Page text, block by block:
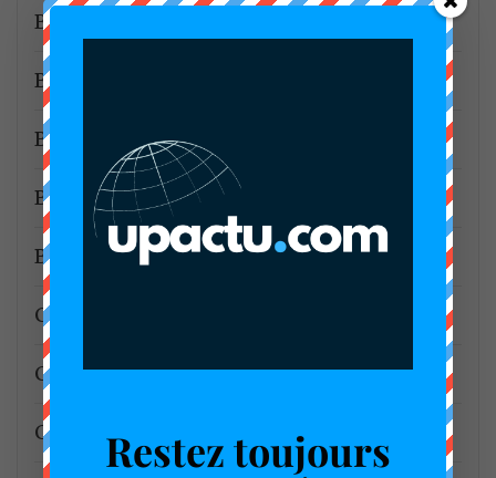
Bancaire
Barreau Cameroon
Boissons du Cameroun
Brasseries du Cameroun
BVMAC
CAD3
CADA3
CamwaterRestez toujours